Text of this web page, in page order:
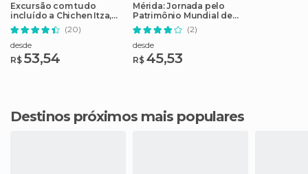
Excursão com tudo
incluído a Chichen Itza,
Cenote e Valladolid
(20)
desde
R$ 53,54
Mérida: Jornada pelo
Patrimônio Mundial de
Campeche
(2)
desde
R$ 45,53
Destinos próximos mais populares